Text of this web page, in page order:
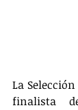
La
finalista